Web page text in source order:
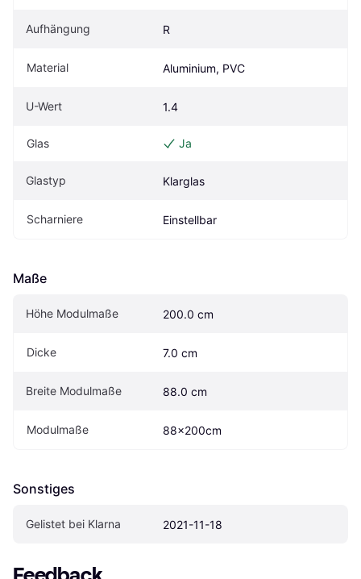
Aufhängung R
Material Aluminium, PVC
U-Wert 1.4
Glas Ja
Glastyp Klarglas
Scharniere Einstellbar
Maße
Höhe Modulmaße 200.0 cm
Dicke 7.0 cm
Breite Modulmaße 88.0 cm
Modulmaße 88x200cm
Sonstiges
Gelistet bei Klarna 2021-11-18